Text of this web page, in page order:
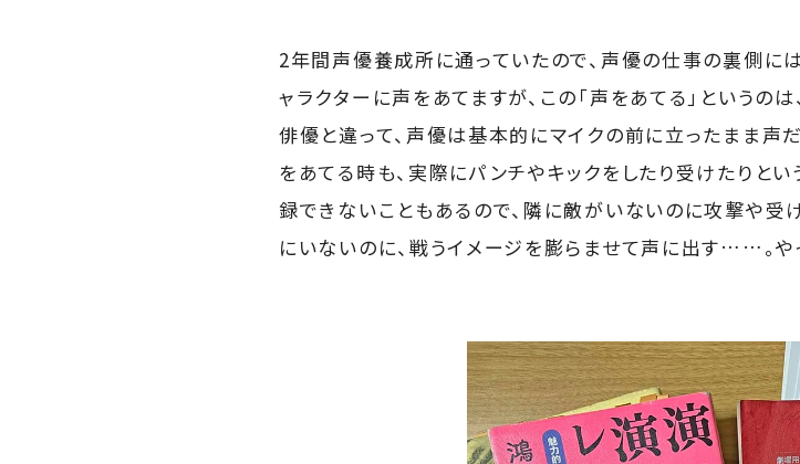
2年間声優養成所に通っていたので、声優の仕事の裏側に
ャラクターに声をあてますが、この「声をあてる」というの
俳優と違って、声優は基本的にマイクの前に立ったまま声
をあてる時も、実際にパンチやキックをしたり受けたりと
録できないこともあるので、隣に敵がいないのに攻撃や受
にいないのに、戦うイメージを膨らませて声に出す……。や